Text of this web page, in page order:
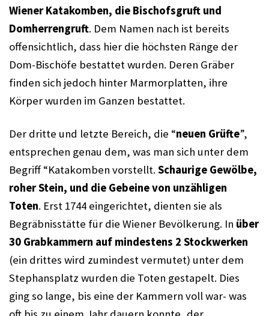
Wiener Katakomben, die Bischofsgruft und
Domherrengruft. Dem Namen nach ist bereits
offensichtlich, dass hier die höchsten Ränge der
Dom-Bischöfe bestattet wurden. Deren Gräber
finden sich jedoch hinter Marmorplatten, ihre
Körper wurden im Ganzen bestattet.
Der dritte und letzte Bereich, die “neuen Grüfte”,
entsprechen genau dem, was man sich unter dem
Begriff “Katakomben vorstellt. Schaurige Gewölbe,
roher Stein, und die Gebeine von unzähligen
Toten. Erst 1744 eingerichtet, dienten sie als
Begräbnisstätte für die Wiener Bevölkerung. In über
30 Grabkammern auf mindestens 2 Stockwerken
(ein drittes wird zumindest vermutet) unter dem
Stephansplatz wurden die Toten gestapelt. Dies
ging so lange, bis eine der Kammern voll war- was